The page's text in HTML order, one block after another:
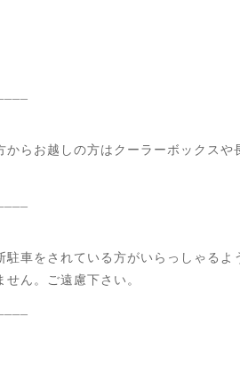
らお越しの方はクーラーボックス
車をされている方がいらっしゃる
ん。ご遠慮下さい。